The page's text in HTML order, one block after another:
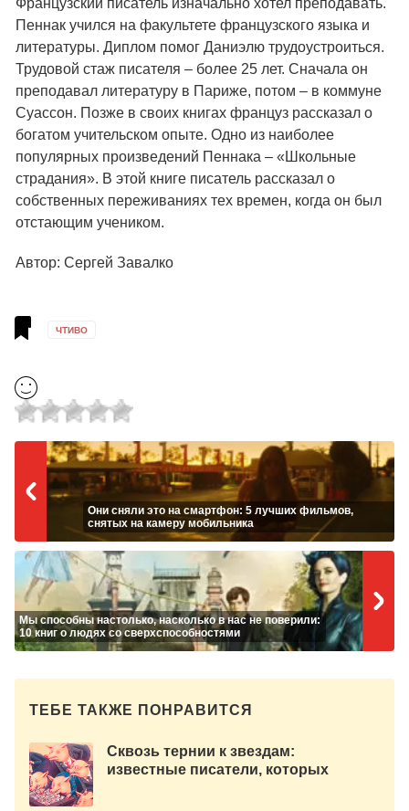
Французский писатель изначально хотел преподавать.
Пеннак учился на факультете французского языка и
литературы. Диплом помог Даниэлю трудоустроиться.
Трудовой стаж писателя – более 25 лет. Сначала он
преподавал литературу в Париже, потом – в коммуне
Суассон. Позже в своих книгах француз рассказал о
богатом учительском опыте. Одно из наиболее
популярных произведений Пеннака – «Школьные
страдания». В этой книге писатель рассказал о
собственных переживаниях тех времен, когда он был
отстающим учеником.
Автор: Сергей Завалко
ЧТИВО
Они сняли это на смартфон: 5 лучших фильмов,
снятых на камеру мобильника
Мы способны настолько, насколько в нас не поверили:
10 книг о людях со сверхспособностями
ТЕБЕ ТАКЖЕ ПОНРАВИТСЯ
Сквозь тернии к звездам:
известные писатели, которых